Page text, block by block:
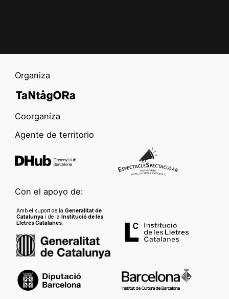
Organiza
Coorganiza
Agente de territorio
Con el apoyo de:
Amb el suport de la Generalitat de
Catalunyai de la Institució de les
Lletres Catalanes.